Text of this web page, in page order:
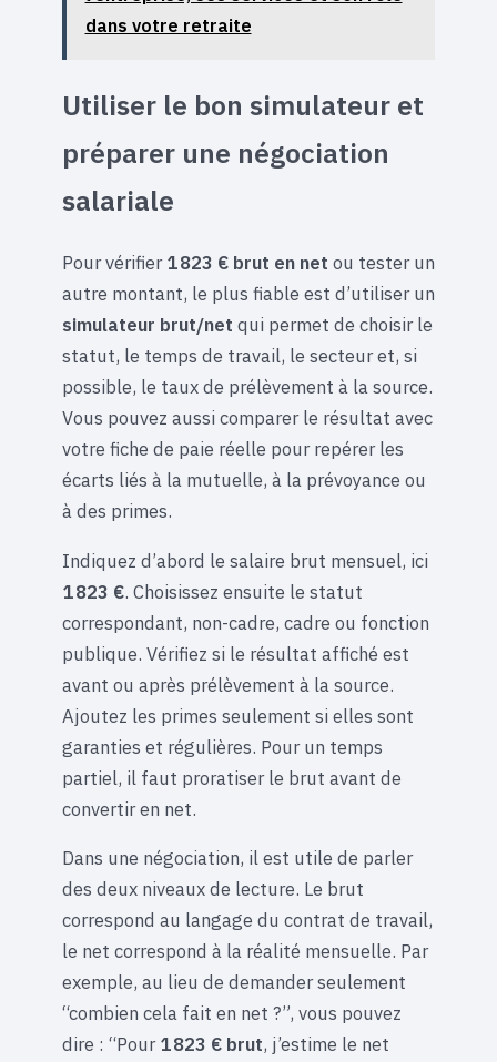
dans votre retraite
Utiliser le bon simulateur et
préparer une négociation
salariale
Pour vérifier1 823 € brut en net ou tester un
autre montant, le plus fiable est d’utiliser un
simulateur brut/net qui permet de choisir le
statut, le temps de travail, le secteur et, si
possible, le taux de prélèvement à la source.
Vous pouvez aussi comparer le résultat avec
votre fiche de paie réelle pour repérer les
écarts liés à la mutuelle, à la prévoyance ou
à des primes.
Indiquez d’abord le salaire brut mensuel, ici
1 823 €. Choisissez ensuite le statut
correspondant, non-cadre, cadre ou fonction
publique. Vérifiez si le résultat affiché est
avant ou après prélèvement à la source.
Ajoutez les primes seulement si elles sont
garanties et régulières. Pour un temps
partiel, il faut proratiser le brut avant de
convertir en net.
Dans une négociation, il est utile de parler
des deux niveaux de lecture. Le brut
correspond au langage du contrat de travail,
le net correspond à la réalité mensuelle. Par
exemple, au lieu de demander seulement
“combien cela fait en net ?”, vous pouvez
dire : “Pour1 823 € brut, j’estime le net